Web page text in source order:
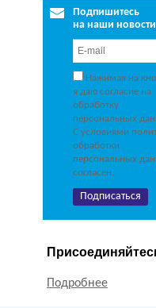
Подпишитесь
на наши новости
Нажимая на
я даю согласие на
обработку
персональных
С условиями
обработки
персональных
согласен.
Подробнее